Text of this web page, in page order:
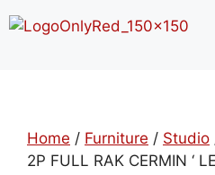
Home / Furniture / Studio
2P FULL RAK CERMIN ‘